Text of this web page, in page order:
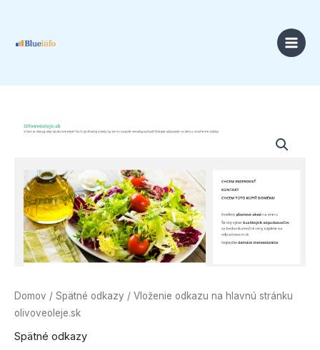
obsah
Domov / Spätné odkazy / Vloženie odkazu na hlavnú stránku
olivoveoleje.sk
Spätné odkazy
Price
through
49,00 €
množstvo
hlavnú
stránku
olivoveoleje.sk